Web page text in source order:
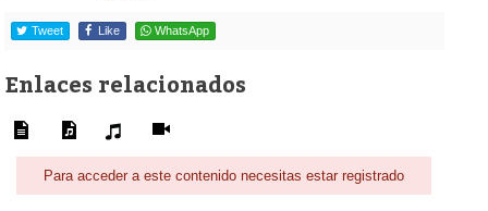
Tweet Like WhatsApp
Enlaces relacionados
Para acceder a este contenido necesitas estar registrado